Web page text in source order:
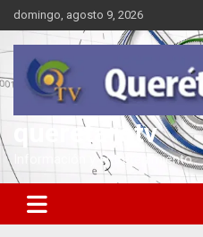
Saltar
al
contenido
domingo, agosto 9, 2026
queretarotv
Información y entretenimiento